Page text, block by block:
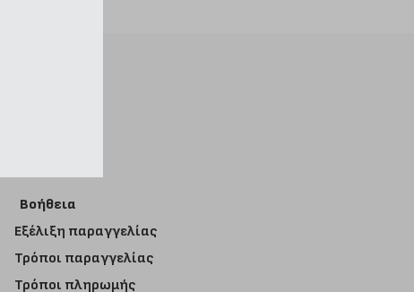
Βοήθεια
Εξέλιξη παραγγελίας
Τρόποι παραγγελίας
Τρόποι πληρωμής